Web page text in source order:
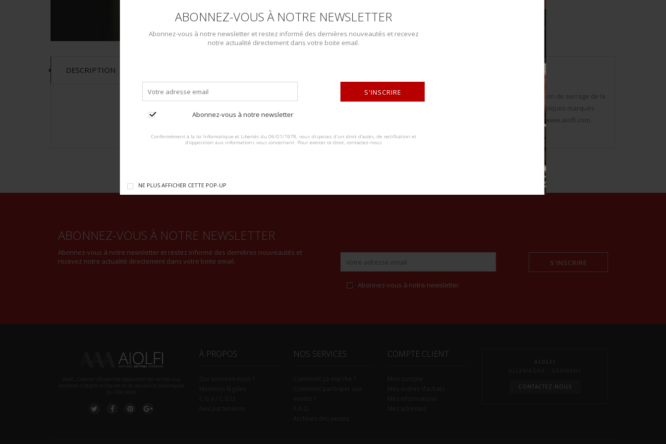
ABONNEZ-VOUS À NOTRE NEWSLETTER
Abonnez-vous à notre newsletter et restez informé des dernières nouveautés et recevez
notre actualité directement dans votre boite email.
Abonnez-vous à notre newsletter
S'INSCRIRE
Conformément à la loi Informatique et Libertés du 06/01/1978, vous disposez d'un droit d'accès, de rectification et
d'opposition aux informations vous concernant. Pour exercer ce droit, contactez-nous
NE PLUS AFFICHER CETTE POP-UP
DESCRIPTION
DESCRIPTION DU LOT
En tissu coton gris, doublé de fourrure de lapin blanche. Tous les boutons sont présents ainsi que le cordon de serrage de la
capuche, élastique de serrage au niveau de la taille en très bon état. Aucun marquage visible. A noter quelques marques
d’usures sur l’ensemble de la pièce et une certaine oxydation des boutons. Photos supplémentaires sur www.aiolfi.com.
ABONNEZ-VOUS À NOTRE NEWSLETTER
Abonnez-vous à notre newsletter et restez informé des dernières nouveautés et
recevez notre actualité directement dans votre boite email.
Abonnez-vous à notre newsletter
S'INSCRIRE
À PROPOS NOS SERVICES COMPTE CLIENT
CONTACTEZ-NOUS